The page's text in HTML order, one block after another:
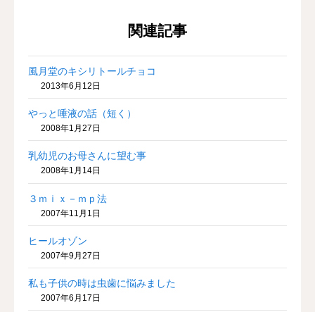
関連記事
風月堂のキシリトールチョコ
2013年6月12日
やっと唾液の話（短く）
2008年1月27日
乳幼児のお母さんに望む事
2008年1月14日
３ｍｉｘ－ｍｐ法
2007年11月1日
ヒールオゾン
2007年9月27日
私も子供の時は虫歯に悩みました
2007年6月17日